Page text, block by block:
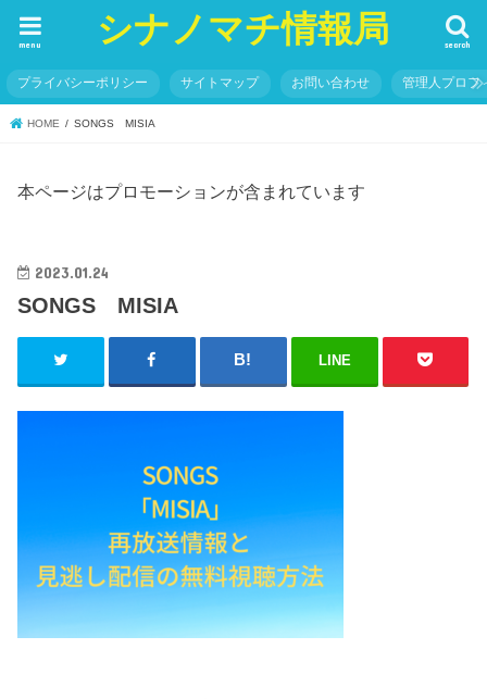
シナノマチ情報局 search
menu
プライバシーポリシー サイトマップ お問い合わせ 管理人プロフ
HOME SONGS MISIA
本ページはプロモーションが含まれています
2023.01.24
SONGS MISIA
LINE